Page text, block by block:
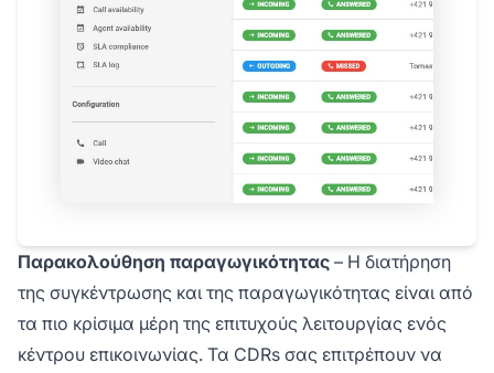
Παρακολούθηση παραγωγικότητας – Η διατήρηση
της συγκέντρωσης και της παραγωγικότητας είναι από
τα πιο κρίσιμα μέρη της επιτυχούς λειτουργίας ενός
κέντρου επικοινωνίας. Τα CDRs σας επιτρέπουν να